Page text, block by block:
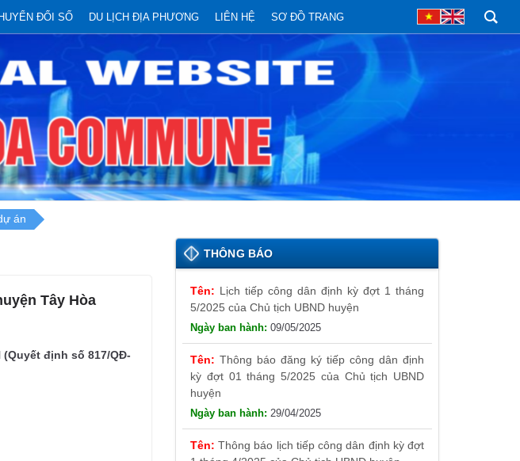
ĐỔI SỐ DU LỊCH ĐỊA PHƯƠNG LIÊN HỆ SƠ ĐỒ TRANG
án
Tây Hòa
(Quyết định số 817/QĐ-
THÔNG BÁO
Lịch tiếp công dân định kỳ đợt 1 tháng
09/05/2025
Thông báo đăng ký tiếp công dân định
huyện
Thông báo lịch tiếp công dân định kỳ đợt
09/04/2025